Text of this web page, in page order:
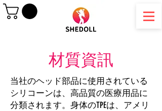
材質資訊
当社のヘッド部品に使用されている
シリコーンは、高品質の医療用品に
分類されます。身体のTPEは、アメリ